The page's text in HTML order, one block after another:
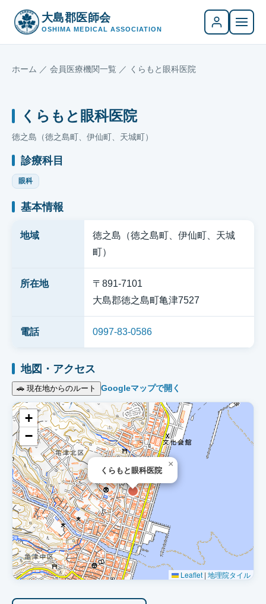
大島郡医師会
OSHIMA MEDICAL ASSOCIATION
ホーム ／ 会員医療機関一覧 ／ くらもと眼科医院
くらもと眼科医院
徳之島（徳之島町、伊仙町、天城町）
診療科目
眼科
基本情報
地域
徳之島（徳之島町、伊仙町、天城
町）
所在地
〒891-7101
大島郡徳之島町亀津7527
電話 0997-83-0586
地図・アクセス
🚗 現在地からのルート Googleマップで開く
くらもと眼科医院
×
+
−
Leaflet |地理院タイル